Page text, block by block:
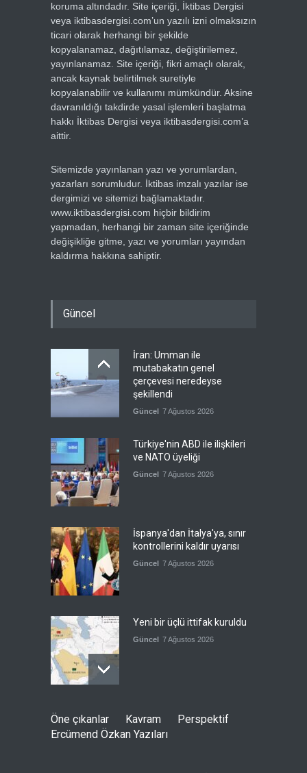
koruma altındadır. Site içeriği, İktibas Dergisi
veya iktibasdergisi.com’un yazılı izni olmaksızın
ticari olarak herhangi bir şekilde
kopyalanamaz, dağıtılamaz, değiştirilemez,
yayınlanamaz. Site içeriği, fikri amaçlı olarak,
ancak kaynak belirtilmek suretiyle
kopyalanabilir ve kullanımı mümkündür. Aksine
davranıldığı takdirde yasal işlemleri başlatma
hakkı İktibas Dergisi veya iktibasdergisi.com’a
aittir.
Sitemizde yayınlanan yazı ve yorumlardan,
yazarları sorumludur. İktibas imzalı yazılar ise
dergimizi ve sitemizi bağlamaktadır.
www.iktibasdergisi.com hiçbir bildirim
yapmadan, herhangi bir zaman site içeriğinde
değişikliğe gitme, yazı ve yorumları yayından
kaldırma hakkına sahiptir.
Güncel
İran: Umman ile
mutabakatın genel
çerçevesi neredeyse
şekillendi
Güncel 7 Ağustos 2026
Türkiye'nin ABD ile ilişkileri
ve NATO üyeliği
Güncel 7 Ağustos 2026
İspanya'dan İtalya'ya, sınır
kontrollerini kaldır uyarısı
Güncel 7 Ağustos 2026
Yeni bir üçlü ittifak kuruldu
Güncel 7 Ağustos 2026
Fransa'nın sosyal medyaya
yasak talebine ABD'den sert
cevap
Öne çıkanlar Kavram
Perspektif
Ercümend Özkan Yazıları